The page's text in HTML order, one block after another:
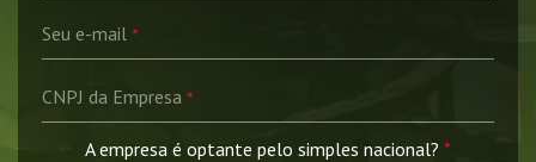
A empresa é optante pelo simples nacional? *